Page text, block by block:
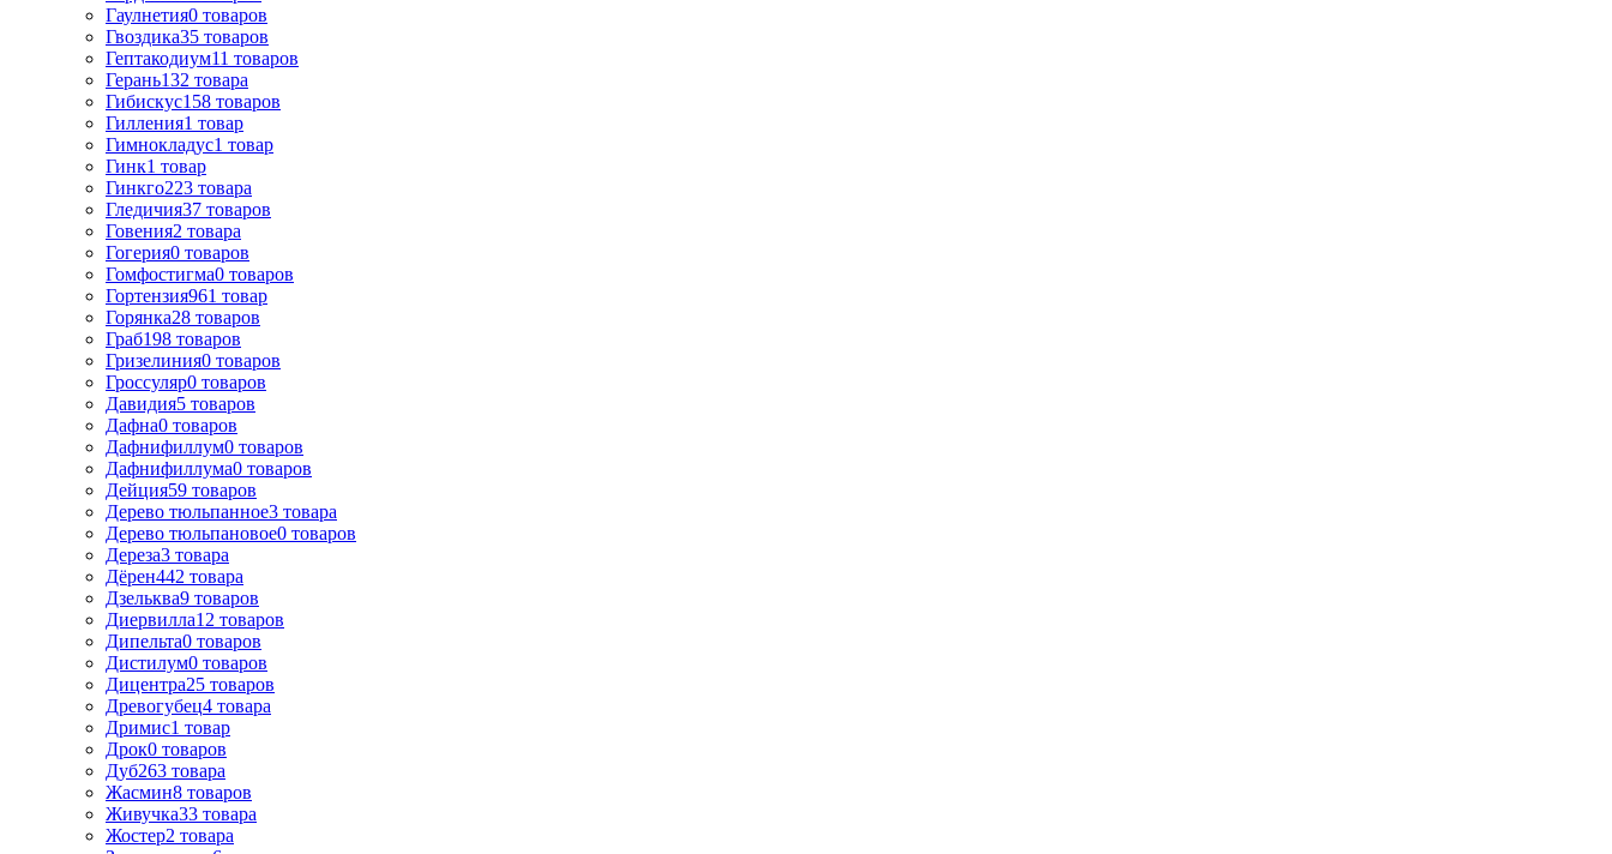
Гаулнетия0 товаров
Гвоздика35 товаров
Гептакодиум11 товаров
Герань132 товара
Гибискус158 товаров
Гилления1 товар
Гимнокладус1 товар
Гинк1 товар
Гинкго223 товара
Гледичия37 товаров
Говения2 товара
Гогерия0 товаров
Гомфостигма0 товаров
Гортензия961 товар
Горянка28 товаров
Граб198 товаров
Гризелиния0 товаров
Гроссуляр0 товаров
Давидия5 товаров
Дафна0 товаров
Дафнифиллум0 товаров
Дафнифиллума0 товаров
Дейция59 товаров
Дерево тюльпанное3 товара
Дерево тюльпановое0 товаров
Дереза3 товара
Дёрен442 товара
Дзельква9 товаров
Диервилла12 товаров
Дипельта0 товаров
Дистилум0 товаров
Дицентра25 товаров
Древогубец4 товара
Дримис1 товар
Дрок0 товаров
Дуб263 товара
Жасмин8 товаров
Живучка33 товара
Жостер2 товара